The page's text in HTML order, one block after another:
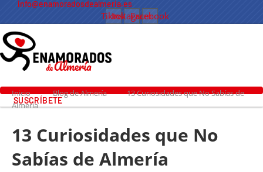
info@enamoradosdealmeria.es
Tiktok
Instagram
Facebook
SUSCRÍBETE
Inicio Blog de Almería
13 Curiosidades que No Sabías de
Almería
13 Curiosidades que No
Sabías de Almería